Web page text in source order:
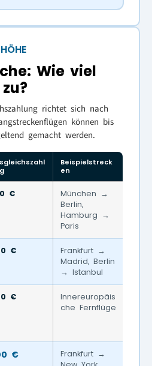
Wie viel
richtet sich nach
können bis
gemacht werden.
Beispielstreck
en
€
München →
Berlin,
Hamburg →
Paris
€
Frankfurt →
Madrid, Berlin
→ Istanbul
€
Innereuropäis
che Fernflüge
€
Frankfurt →